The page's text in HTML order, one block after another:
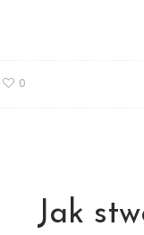
0
Jak